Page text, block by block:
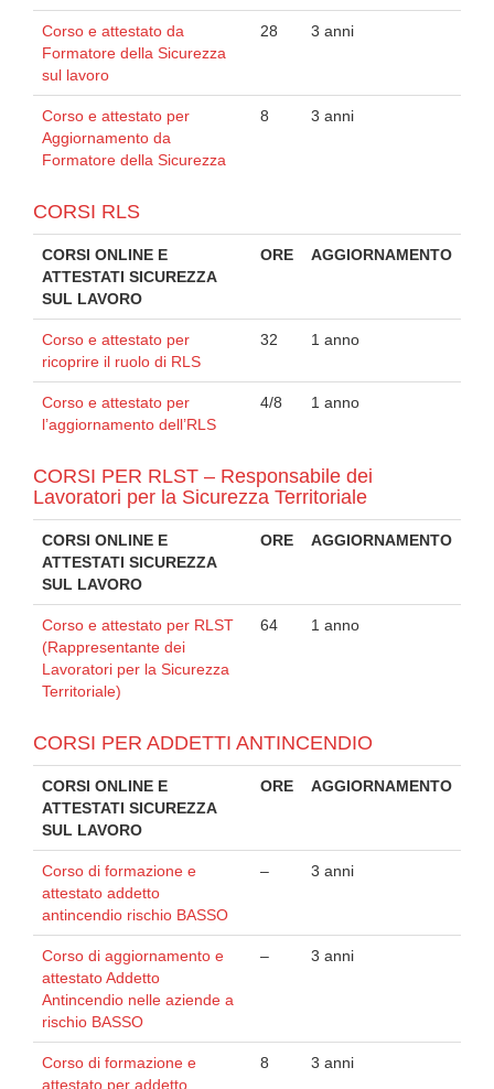
Corso e attestato da
Formatore della Sicurezza
sul lavoro
28 3 anni
Corso e attestato per
Aggiornamento da
Formatore della Sicurezza
8 3 anni
CORSI RLS
CORSI ONLINE E
ATTESTATI SICUREZZA
SUL LAVORO
ORE AGGIORNAMENTO
Corso e attestato per
ricoprire il ruolo di RLS
32 1 anno
Corso e attestato per
l’aggiornamento dell’RLS
4/8 1 anno
CORSI PER RLST – Responsabile dei
Lavoratori per la Sicurezza Territoriale
CORSI ONLINE E
ATTESTATI SICUREZZA
SUL LAVORO
ORE AGGIORNAMENTO
Corso e attestato per RLST
(Rappresentante dei
Lavoratori per la Sicurezza
Territoriale)
64 1 anno
CORSI PER ADDETTI ANTINCENDIO
CORSI ONLINE E
ATTESTATI SICUREZZA
SUL LAVORO
ORE AGGIORNAMENTO
Corso di formazione e
attestato addetto
antincendio rischio BASSO
– 3 anni
Corso di aggiornamento e
attestato Addetto
Antincendio nelle aziende a
rischio BASSO
– 3 anni
Corso di formazione e
attestato per addetto
8 3 anni